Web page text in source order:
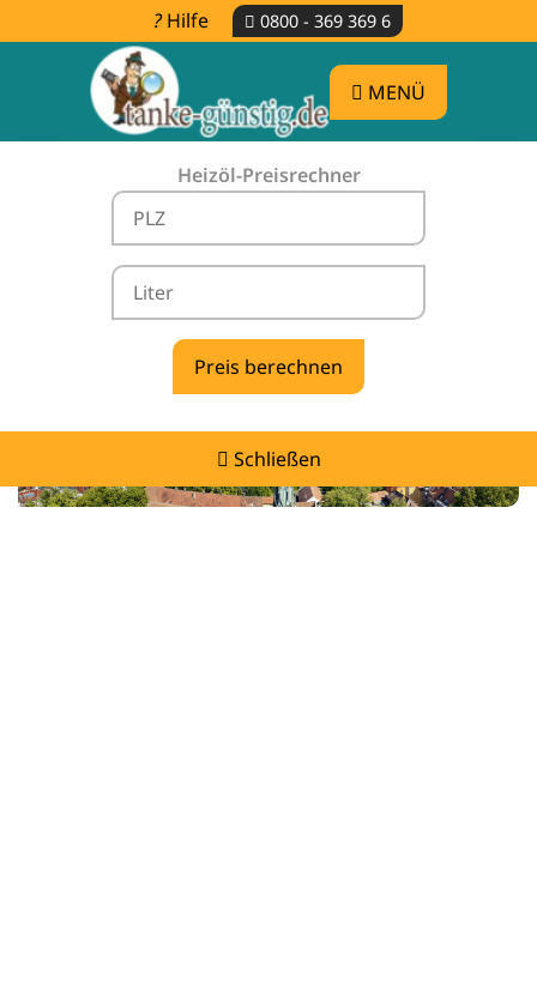
Hilfe 0800 - 369 369 6
MENÜ
Heizöl-Preisrechner
Schließen
Heizölpreise Villingen-Schwenningen -
vergleichen & günstig tanken